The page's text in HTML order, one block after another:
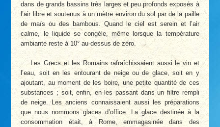
dans de grands bassins très larges et peu profonds exposés à
l’air libre et soutenus à un mètre environ du sol par de la paille
de maïs ou des bambous. Quand le ciel est serein et l’air
calme, le liquide se congèle, même lorsque la température
ambiante reste à 10° au-dessus de zéro.
Les Grecs et les Romains rafraîchissaient aussi le vin et
l’eau, soit en les entourant de neige ou de glace, soit en y
ajoutant, au moment de les boire, une petite quantité de ces
substances ; soit, enfin, en les passant dans un filtre rempli
de neige. Les anciens connaissaient aussi les préparations
que nous nommons glaces d’office. La glace destinée à la
consommation était, à Rome, emmagasinée dans des